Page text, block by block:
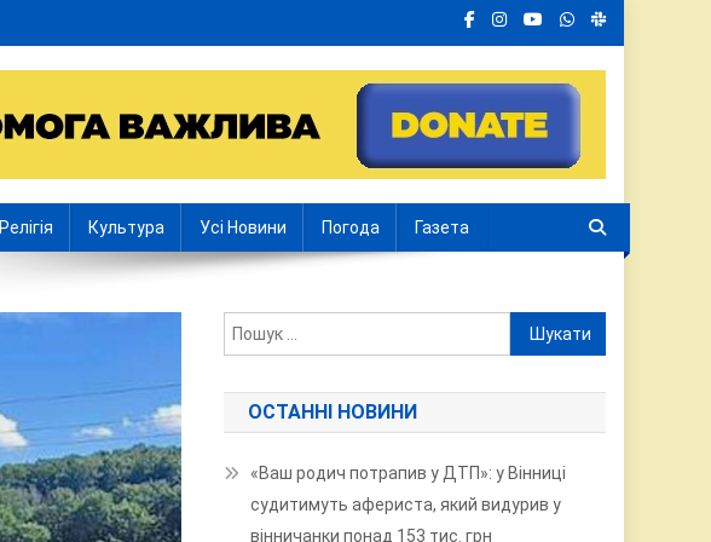
Релігія Культура Усі Новини Погода Газета
Пошук:
ОСТАННІ НОВИНИ
«Ваш родич потрапив у ДТП»: у Вінниці
судитимуть афериста, який видурив у
вінничанки понад 153 тис. грн